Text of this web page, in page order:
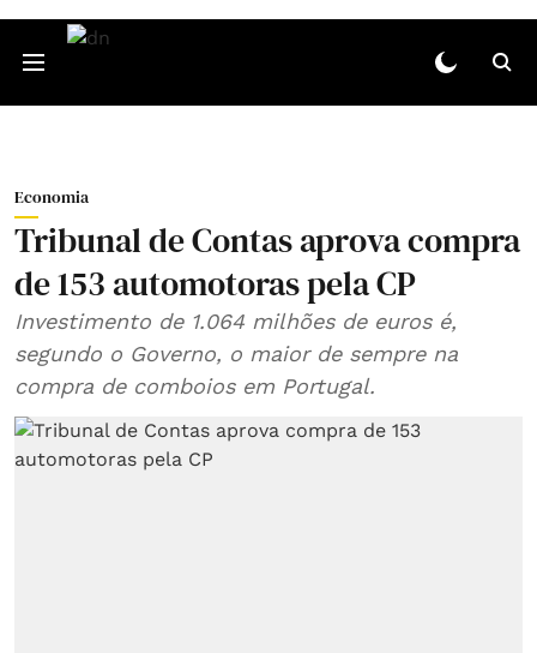
Economia
Tribunal de Contas aprova compra
de 153 automotoras pela CP
Investimento de 1.064 milhões de euros é,
segundo o Governo, o maior de sempre na
compra de comboios em Portugal.